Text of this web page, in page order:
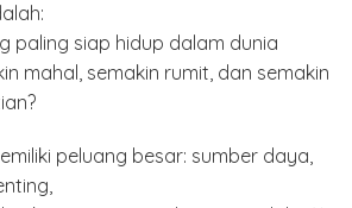
paling siap hidup dalam dunia
mahal, semakin rumit, dan semakin
peluang besar: sumber daya,